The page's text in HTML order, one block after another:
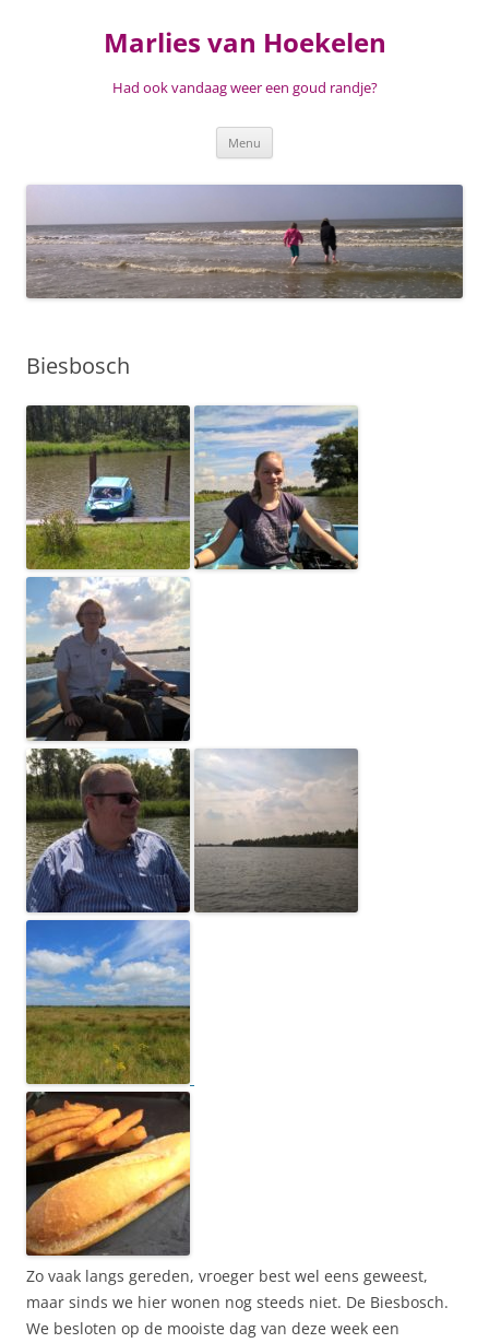
Marlies van Hoekelen
Had ook vandaag weer een goud randje?
Menu
Biesbosch
Zo vaak langs gereden, vroeger best wel eens geweest,
maar sinds we hier wonen nog steeds niet. De Biesbosch.
We besloten op de mooiste dag van deze week een